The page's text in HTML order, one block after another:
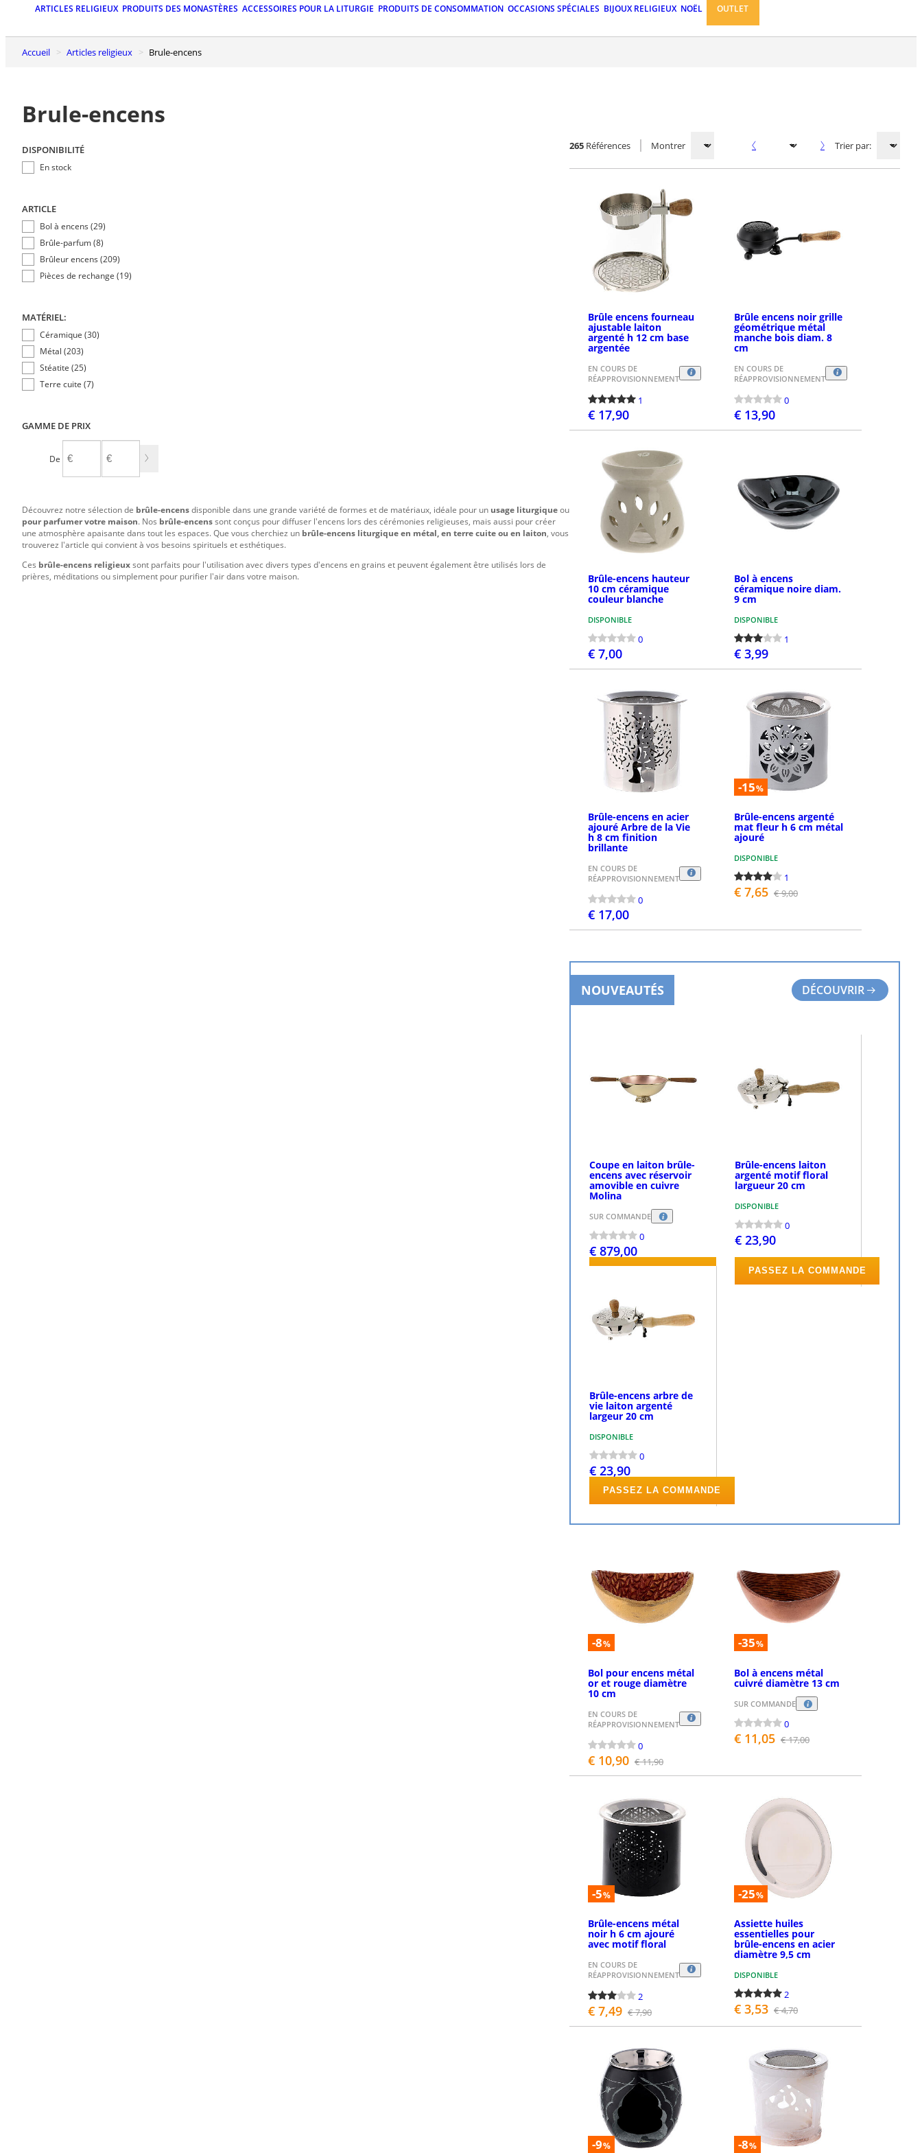
ARTICLES RELIGIEUX PRODUITS DES MONASTÈRES ACCESSOIRES POUR LA LITURGIE PRODUITS DE CONSOMMATION OCCASIONS SPÉCIALES BIJOUX RELIGIEUX NOËL OUTLET
Accueil Articles religieux Brule-encens
Brule-encens
DISPONIBILITÉ
En stock
ARTICLE
Bol à encens (29)
Brûle-parfum (8)
Brûleur encens (209)
Pièces de rechange (19)
MATÉRIEL:
Céramique (30)
Métal (203)
Stéatite (25)
Terre cuite (7)
GAMME DE PRIX
De
Découvrez notre sélection de brûle-encensdisponible dans une grande variété de formes et de matériaux, idéale pour un usage liturgiqueou
pour parfumer votre maison. Nos brûle-encenssont conçus pour diffuser l'encens lors des cérémonies religieuses, mais aussi pour créer
une atmosphère apaisante dans tout les espaces. Que vous cherchiez un brûle-encens liturgique en métal, en terre cuite ou en laiton, vous
trouverez l'article qui convient à vos besoins spirituels et esthétiques.
Ces brûle-encens religieuxsont parfaits pour l'utilisation avec divers types d'encens en grains et peuvent également être utilisés lors de
prières, méditations ou simplement pour purifier l'air dans votre maison.
265 Références Montrer Trier par:
Brûle encens fourneau
ajustable laiton
argenté h 12 cm base
argentée
EN COURS DE
RÉAPPROVISIONNEMENT
1
€ 17,90
Brûle encens noir grille
géométrique métal
manche bois diam. 8
cm
EN COURS DE
RÉAPPROVISIONNEMENT
0
€ 13,90
Brûle-encens hauteur
10 cm céramique
couleur blanche
DISPONIBLE
0
€ 7,00
Bol à encens
céramique noire diam.
9 cm
DISPONIBLE
1
€ 3,99
Brûle-encens en acier
ajouré Arbre de la Vie
h 8 cm finition
brillante
EN COURS DE
RÉAPPROVISIONNEMENT
0
€ 17,00
-15%
Brûle-encens argenté
mat fleur h 6 cm métal
ajouré
DISPONIBLE
1
€ 7,65 € 9,00
NOUVEAUTÉS DÉCOUVRIR
Coupe en laiton brûle-
encens avec réservoir
amovible en cuivre
Molina
SUR COMMANDE
0
€ 879,00
Brûle-encens laiton
argenté motif floral
largueur 20 cm
DISPONIBLE
0
€ 23,90
PASSEZ LA COMMANDE
Brûle-encens arbre de
vie laiton argenté
largeur 20 cm
DISPONIBLE
0
€ 23,90
PASSEZ LA COMMANDE
-8%
Bol pour encens métal
or et rouge diamètre
10 cm
EN COURS DE
RÉAPPROVISIONNEMENT
0
€ 10,90 € 11,90
-35%
Bol à encens métal
cuivré diamètre 13 cm
SUR COMMANDE
0
€ 11,05 € 17,00
-5%
Brûle-encens métal
noir h 6 cm ajouré
avec motif floral
EN COURS DE
RÉAPPROVISIONNEMENT
2
€ 7,49 € 7,90
-25%
Assiette huiles
essentielles pour
brûle-encens en acier
diamètre 9,5 cm
DISPONIBLE
2
€ 3,53 € 4,70
-9% -8%